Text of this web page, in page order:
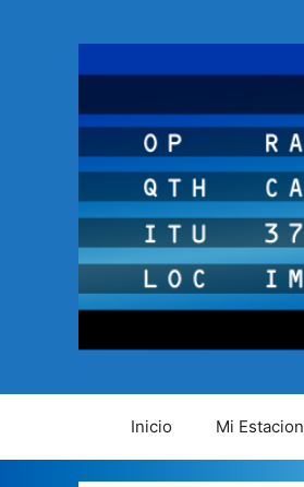
Inicio Mi Estacion